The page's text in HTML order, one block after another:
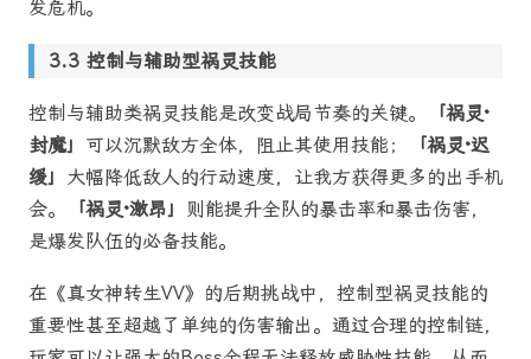
发危机。
控制与辅助型祸灵技能
控制与辅助类祸灵技能是改变战局节奏的关键。
「祸灵·
封魔」 可以沉默敌方全体，阻止其使用技能；
「祸灵·迟
缓」
大幅降低敌人的行动速度，让我方获得更多的出手机
会。
「祸灵·激昂」
则能提升全队的暴击率和暴击伤害，
是爆发队伍的必备技能。
在《真女神转生VV》的后期挑战中，控制型祸灵技能的
重要性甚至超越了单纯的伤害输出。通过合理的控制链，